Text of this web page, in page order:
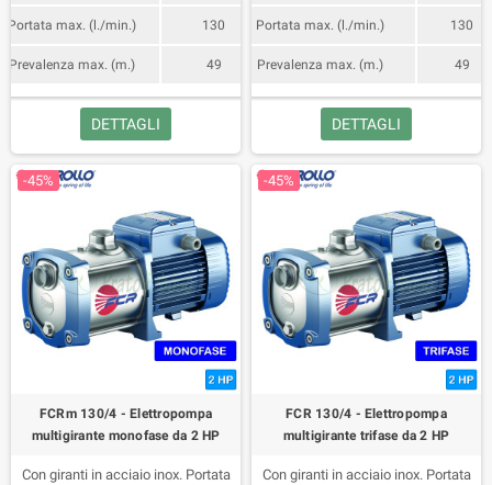
Portata max. (l./min.) 130
Prevalenza max. (m.) 49
DETTAGLI
Portata max. (l./min.) 130
Prevalenza max. (m.) 49
DETTAGLI
-45%
FCRm 130/4 - Elettropompa
multigirante monofase da 2 HP
Con giranti in acciaio inox. Portata
-45%
FCR 130/4 - Elettropompa
multigirante trifase da 2 HP
Con giranti in acciaio inox. Portata